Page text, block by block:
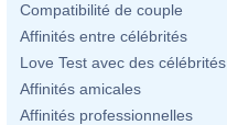
Compatibilité de couple
Affinités entre célébrités
Love Test avec des célébrités
Affinités amicales
Affinités professionnelles